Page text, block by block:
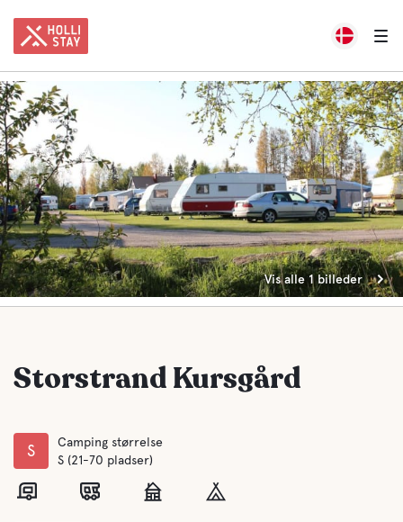
Vis alle 1 billeder
Storstrand Kursgård
S
Camping størrelse
S (21-70 pladser)